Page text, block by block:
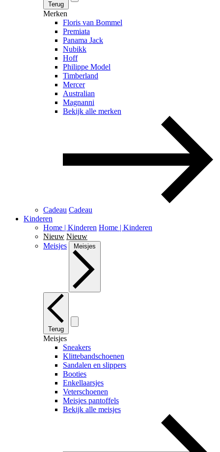
Terug
Merken
Floris van Bommel
Premiata
Panama Jack
Nubikk
Hoff
Philippe Model
Timberland
Mercer
Australian
Magnanni
Bekijk alle merken
Cadeau Cadeau
Kinderen
Home | Kinderen Home | Kinderen
Nieuw Nieuw
Meisjes
Meisjes
Terug
Meisjes
Sneakers
Klittebandschoenen
Sandalen en slippers
Booties
Enkellaarsjes
Veterschoenen
Meisjes pantoffels
Bekijk alle meisjes